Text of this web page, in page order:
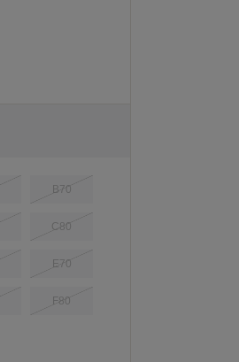
B70
C80
E70
F80